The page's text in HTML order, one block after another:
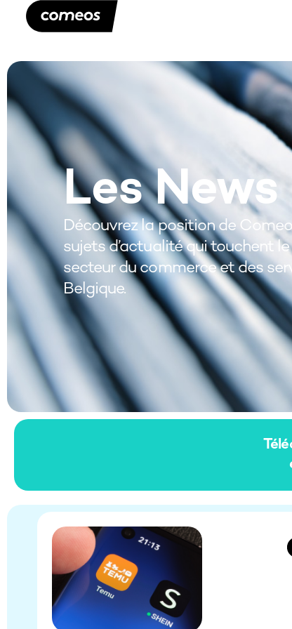
Les News
Découvrez la position de
sujets d’actualité qui touchent
secteur du commerce et des
Belgique.